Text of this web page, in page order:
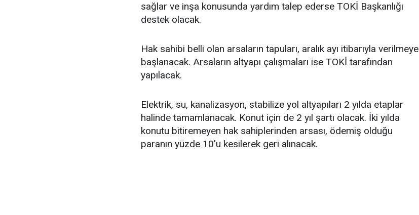
sağlar ve inşa konusunda yardım talep ederse TOKİ Başkanlığı
destek olacak.
Hak sahibi belli olan arsaların tapuları, aralık ayı itibarıyla verilmeye
başlanacak. Arsaların altyapı çalışmaları ise TOKİ tarafından
yapılacak.
Elektrik, su, kanalizasyon, stabilize yol altyapıları 2 yılda etaplar
halinde tamamlanacak. Konut için de 2 yıl şartı olacak. İki yılda
konutu bitiremeyen hak sahiplerinden arsası, ödemiş olduğu
paranın yüzde 10'u kesilerek geri alınacak.